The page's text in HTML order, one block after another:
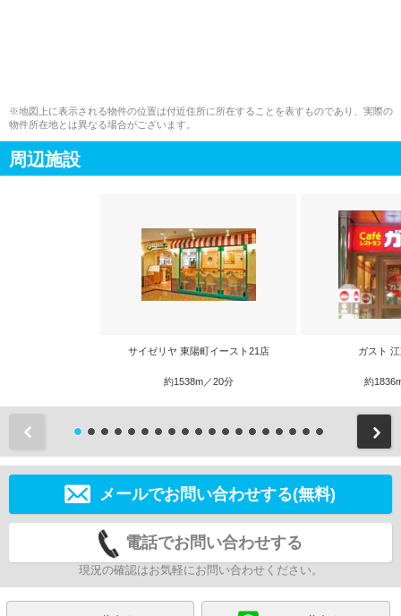
※地図上に表示される物件の位置は付近住所に所在することを表すものであり、実際の
物件所在地とは異なる場合がございます。
周辺施設
サイゼリヤ 東陽町イースト21店
約1538m／20分
ガスト
約
メールでお問い合わせする(無料)
電話でお問い合わせする
現況の確認はお気軽にお問い合わせください。